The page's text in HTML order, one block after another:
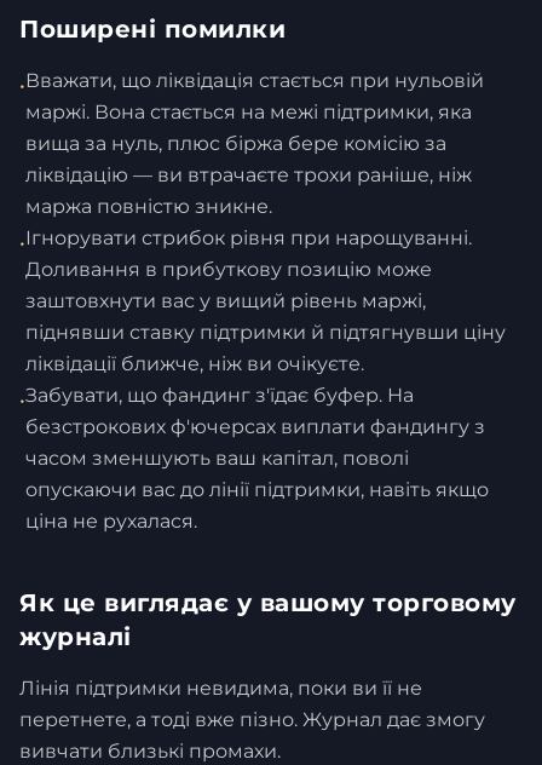
Поширені помилки
•Вважати, що ліквідація стається при нульовій
маржі. Вона стається на межі підтримки, яка
вища за нуль, плюс біржа бере комісію за
ліквідацію — ви втрачаєте трохи раніше, ніж
маржа повністю зникне.
•Ігнорувати стрибок рівня при нарощуванні.
Доливання в прибуткову позицію може
заштовхнути вас у вищий рівень маржі,
піднявши ставку підтримки й підтягнувши ціну
ліквідації ближче, ніж ви очікуєте.
•Забувати, що фандинг з'їдає буфер. На
безстрокових ф'ючерсах виплати фандингу з
часом зменшують ваш капітал, поволі
опускаючи вас до лінії підтримки, навіть якщо
ціна не рухалася.
Як це виглядає у вашому торговому
журналі
Лінія підтримки невидима, поки ви її не
перетнете, а тоді вже пізно. Журнал дає змогу
вивчати близькі промахи.